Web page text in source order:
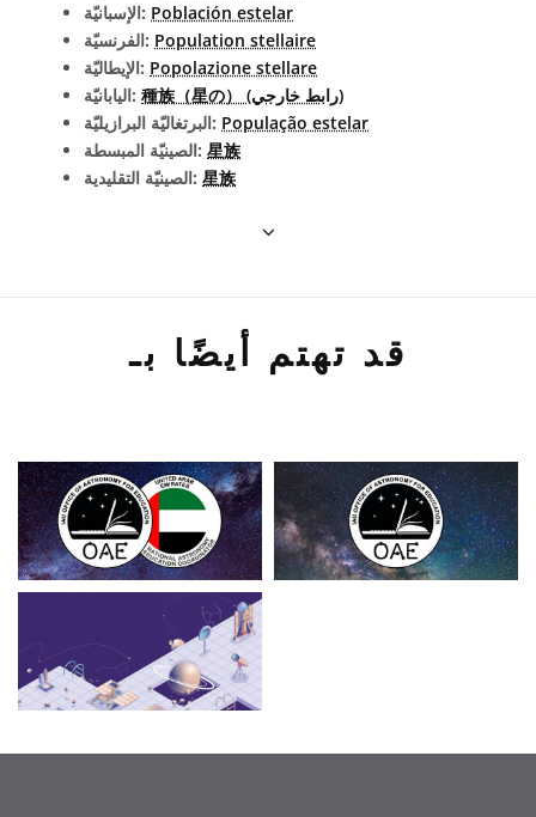
الإسبانيّة: Población estelar
الفرنسيّة: Population stellaire
الإيطاليّة: Popolazione stellare
اليابانيّة:
種族（星の） (رابط خارجي)
البرتغاليّة البرازيليّة: População estelar
الصينيّة المبسطة: 星族
الصينيّة التقليدية: 星族
قد تهتم أيضًا بـ